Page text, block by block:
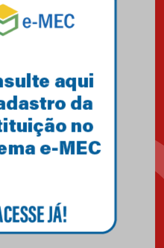
Mackenzie mobiliza campanha
solidária para apoiar famílias em
Minas Gerais
Primeiro culto do ano ressalta o
27.02.2026